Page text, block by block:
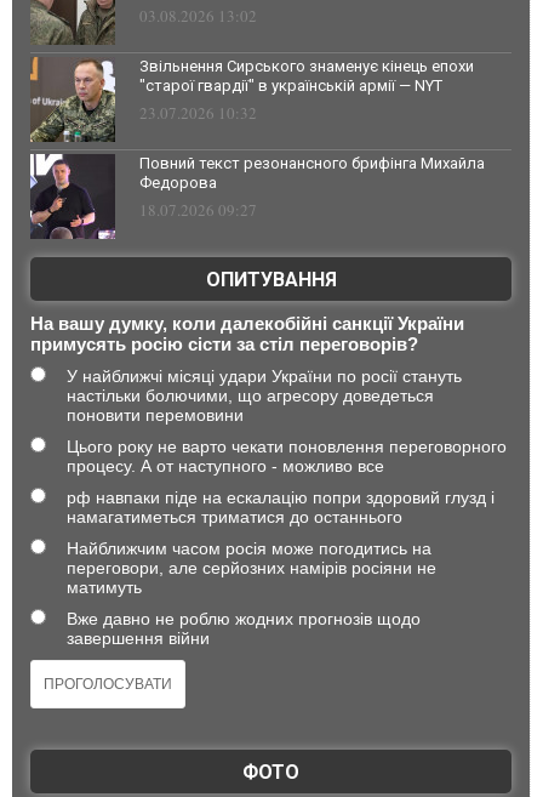
03.08.2026 13:02
Звільнення Сирського знаменує кінець епохи
"старої гвардії" в українській армії — NYT
23.07.2026 10:32
Повний текст резонансного брифінга Михайла
Федорова
18.07.2026 09:27
ОПИТУВАННЯ
На вашу думку, коли далекобійні санкції України
примусять росію сісти за стіл переговорів?
У найближчі місяці удари України по росії стануть
настільки болючими, що агресору доведеться
поновити перемовини
Цього року не варто чекати поновлення переговорного
процесу. А от наступного - можливо все
рф навпаки піде на ескалацію попри здоровий глузд і
намагатиметься триматися до останнього
Найближчим часом росія може погодитись на
переговори, але серйозних намірів росіяни не
матимуть
Вже давно не роблю жодних прогнозів щодо
завершення війни
ФОТО